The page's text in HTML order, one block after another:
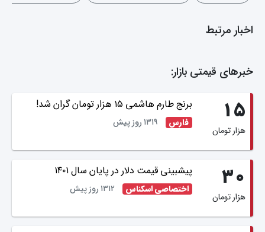
اخبار مرتبط
خبرهای قیمتی بازار:
۱۵
هزار تومان
برنج طارم هاشمی ۱۵ هزار تومان گران شد!
فارس ۱۳۱۹ روز پیش
۳۰
هزار تومان
پیشبینی قیمت دلار در پایان سال ۱۴۰۱
اختصاصی اسکناس ۱۳۱۲ روز پیش